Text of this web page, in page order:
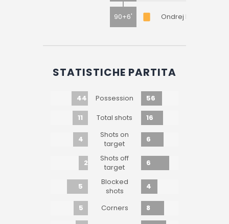
90+6' Ondrej Duda
STATISTICHE PARTITA
44 Possession
56
11
Total shots 16
4
Shots on
target
6
2
Shots off
target
6
5
Blocked
shots
4
5 Corners
8